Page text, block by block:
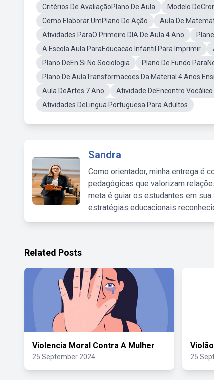
Critérios De AvaliaçãoPlano De Aula
Modelo
Como Elaborar UmPlano De Ação
Aula De
Atividades ParaO Primeiro DIA De Aula 4 Ano
A Escola Aula ParaEducacao Infantil Para Imprimir
Plano DeEn Si No Sociologia
Plano De Fundo
Plano De AulaTransformacoes Da Material 4 Anos
Aula DeArtes 7 Ano
Atividade DeEncontro Vocálico
Atividades DeLingua Portuguesa Para Adultos
Sandra
Como orientador, minha entrega é
pedagógicas que valorizam
meta é guiar os estudantes em
estratégias educacionais
Related Posts
Violencia Moral Contra A Mulher
25 September 2024 25